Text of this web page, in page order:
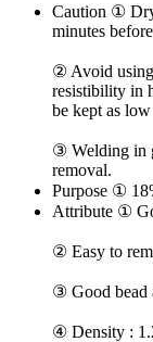
Caution ①
minutes
② Avoid
resistibility in
be kept as
③ Welding in
removal.
Purpose ①
Attribute ①
② Easy to
③ Good bead
④ Density :